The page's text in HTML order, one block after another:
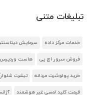
تبلیغات متنی
خدمات مرکز داده سرمایش دیتاسنتر
فروش سرور اچ پی هاست وردپرس
خرید پولوشرت مردانه تیشرت
قیمت کلید لمسی غیر هوشمند